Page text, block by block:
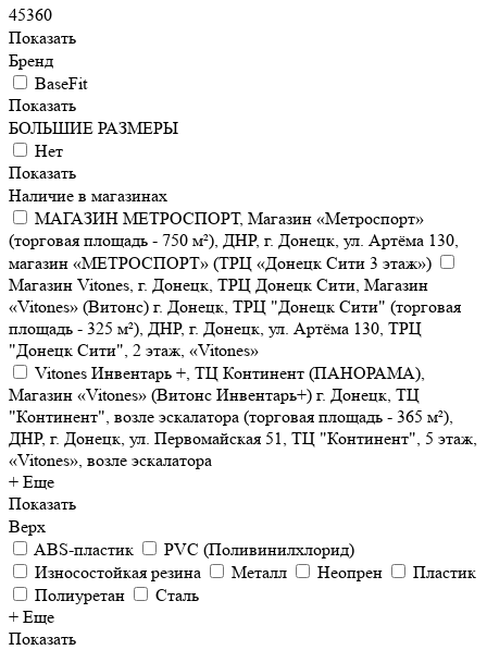
45360
Показать
Бренд
BaseFit
Показать
БОЛЬШИЕ РАЗМЕРЫ
Нет
Показать
Наличие в магазинах
МАГАЗИН МЕТРОСПОРТ, Магазин «Метроспорт»
(торговая площадь - 750 м²), ДНР, г. Донецк, ул. Артёма 130,
магазин «МЕТРОСПОРТ» (ТРЦ «Донецк Сити 3 этаж»)
Магазин Vitones, г. Донецк, ТРЦ Донецк Сити, Магазин
«Vitones» (Витонс) г. Донецк, ТРЦ "Донецк Сити" (торговая
площадь - 325 м²), ДНР, г. Донецк, ул. Артёма 130, ТРЦ
"Донецк Сити", 2 этаж, «Vitones»
Vitones Инвентарь +, ТЦ Континент (ПАНОРАМА),
Магазин «Vitones» (Витонс Инвентарь+) г. Донецк, ТЦ
"Континент", возле эскалатора (торговая площадь - 365 м²),
ДНР, г. Донецк, ул. Первомайская 51, ТЦ "Континент", 5 этаж,
«Vitones», возле эскалатора
+ Еще
Показать
Верх
ABS-пластик
PVC (Поливинилхлорид)
Износостойкая резина
Металл Неопрен
Пластик
Полиуретан
Сталь
+ Еще
Показать